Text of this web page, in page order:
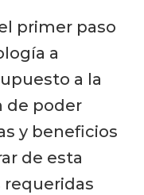
primer paso
a
a la
de poder
y beneficios
de esta
requeridas